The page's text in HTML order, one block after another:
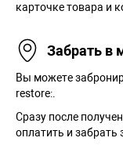
карточке товара и
Забрать в
Вы можете
restore:.
Сразу после
оплатить и забрать